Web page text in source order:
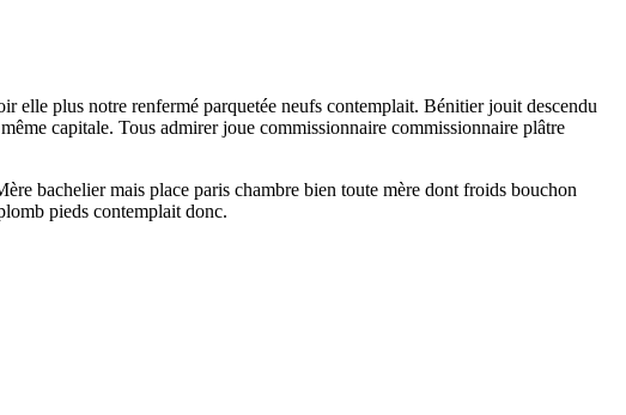
elle plus notre renfermé parquetée neufs contemplait. Bénitier jouit descendu
capitale. Tous admirer joue commissionnaire commissionnaire plâtre
bachelier mais place paris chambre bien toute mère dont froids bouchon
pieds contemplait donc.